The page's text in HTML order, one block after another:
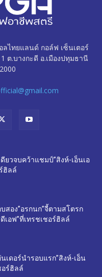
ไทยแลนด์ กอล์ฟ เซ็นเตอร์
ต.บางกะดี อ.เมืองปทุมธานี
ยวจบคว้าแชมป์”สิงห์-เอ็นเอ
ฮิลล์
สอง”อรกนก”จี้ตามสโตรก
ดีเอฟ”ที่เทรชเชอร์ฮิลล์
เดอร์นำรอบแรก”สิงห์-เอ็น
อร์ฮิลล์